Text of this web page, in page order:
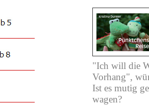
"Ich will die
Vorhang",
Ist es mutig
wagen?